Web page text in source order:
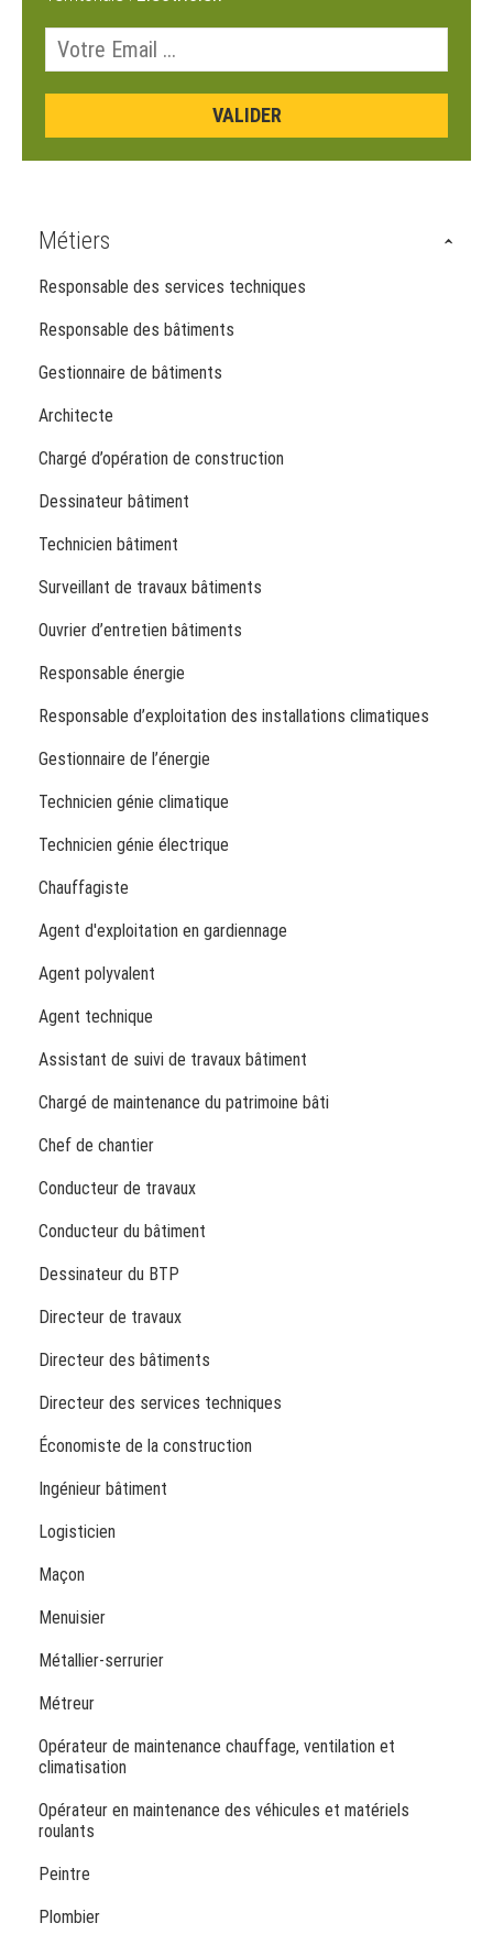
Métiers
Responsable des services techniques
Responsable des bâtiments
Gestionnaire de bâtiments
Architecte
Chargé d’opération de construction
Dessinateur bâtiment
Technicien bâtiment
Surveillant de travaux bâtiments
Ouvrier d’entretien bâtiments
Responsable énergie
Responsable d’exploitation des installations climatiques
Gestionnaire de l’énergie
Technicien génie climatique
Technicien génie électrique
Chauffagiste
Agent d'exploitation en gardiennage
Agent polyvalent
Agent technique
Assistant de suivi de travaux bâtiment
Chargé de maintenance du patrimoine bâti
Chef de chantier
Conducteur de travaux
Conducteur du bâtiment
Dessinateur du BTP
Directeur de travaux
Directeur des bâtiments
Directeur des services techniques
Économiste de la construction
Ingénieur bâtiment
Logisticien
Maçon
Menuisier
Métallier-serrurier
Métreur
Opérateur de maintenance chauffage, ventilation et
climatisation
Opérateur en maintenance des véhicules et matériels
roulants
Peintre
Plombier